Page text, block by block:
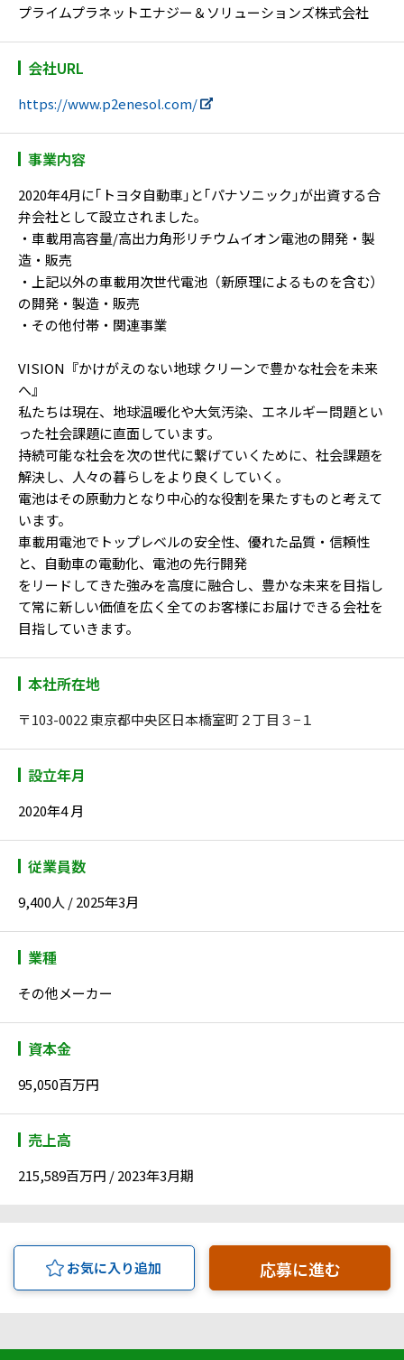
プライムプラネットエナジー＆ソリューションズ株式会社
会社URL
https://www.p2enesol.com/
事業内容
2020年4月に｢トヨタ自動車｣と｢パナソニック｣が出資する合
弁会社として設立されました｡
・車載用高容量/高出力角形リチウムイオン電池の開発・製
造・販売
・上記以外の車載用次世代電池（新原理によるものを含む）
の開発・製造・販売
・その他付帯・関連事業
VISION『かけがえのない地球 クリーンで豊かな社会を未来
へ』
私たちは現在、地球温暖化や大気汚染、エネルギー問題とい
った社会課題に直面しています。
持続可能な社会を次の世代に繋げていくために、社会課題を
解決し、人々の暮らしをより良くしていく。
電池はその原動力となり中心的な役割を果たすものと考えて
います。
車載用電池でトップレベルの安全性、優れた品質・信頼性
と、自動車の電動化、電池の先行開発
をリードしてきた強みを高度に融合し、豊かな未来を目指し
て常に新しい価値を広く全てのお客様にお届けできる会社を
目指していきます。
本社所在地
〒103-0022 東京都中央区日本橋室町２丁目３−１
設立年月
2020年4 月
従業員数
9,400人 / 2025年3月
業種
その他メーカー
資本金
95,050百万円
売上高
215,589百万円 / 2023年3月期
お気に入り追加 応募に進む